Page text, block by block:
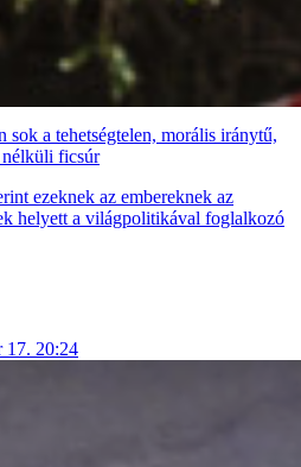
sok a tehetségtelen, morális iránytű,
nélküli ficsúr
ezeknek az embereknek az
helyett a világpolitikával foglalkozó
17. 20:24